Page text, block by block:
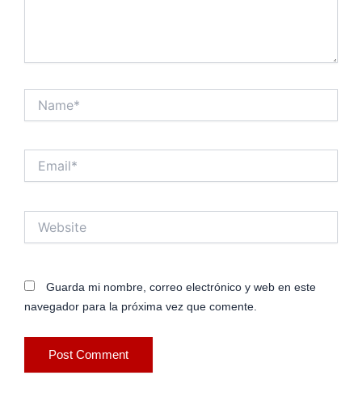
Guarda mi nombre, correo electrónico y web en este
navegador para la próxima vez que comente.